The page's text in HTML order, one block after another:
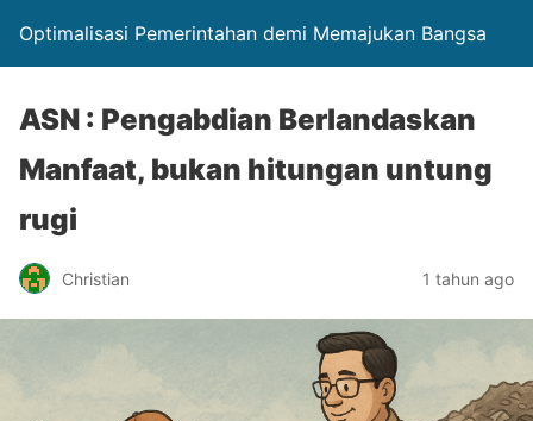
Optimalisasi Pemerintahan demi Memajukan Bangsa
ASN : Pengabdian Berlandaskan
Manfaat, bukan hitungan untung
rugi
Christian 1 tahun ago